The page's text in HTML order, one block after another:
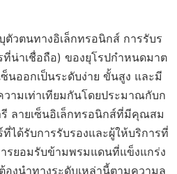
ตัวตนทางอิเล็กทรอนิกส์ การรับร
น่าเชื่อถือ) ของยุโรปกำหนดมาต
นออกเป็นระดับง่าย ขั้นสูง และมี
ามเท่าเทียมกันโดยประมาณกับก
รี ลายเซ็นอิเล็กทรอนิกส์ที่มีคุณสม
ได้รับการรับรองและผู้ให้บริการที่
รยอมรับข้ามพรมแดนที่แข็งแกร่ง
งนำทางระดับเหล่านี้ตามความล